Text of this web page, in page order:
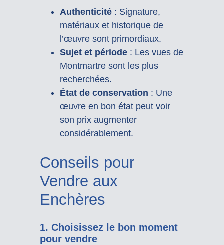
Authenticité: Signature,
matériaux et historique de
l’œuvre sont primordiaux.
Sujet et période: Les vues de
Montmartre sont les plus
recherchées.
État de conservation : Une
œuvre en bon état peut voir
son prix augmenter
considérablement.
Conseils pour
Vendre aux
Enchères
1. Choisissez le bon moment
pour vendre